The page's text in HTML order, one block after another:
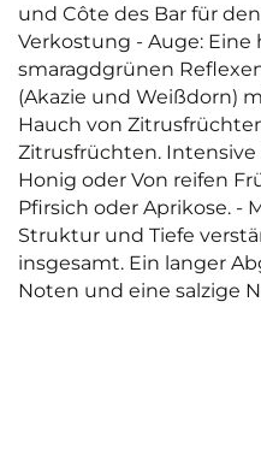
und Côte des Bar für
Verkostung - Auge:
smaragdgrünen
(Akazie und Weißdorn)
Hauch von
Zitrusfrüchten.
Honig oder Von reifen
Pfirsich oder Aprikose. -
Struktur und Tiefe
insgesamt. Ein langer
Noten und eine salzige